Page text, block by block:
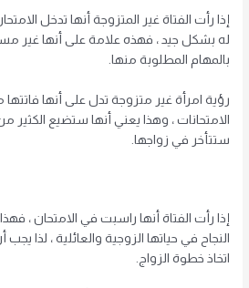
إذا رأت الفتاة غير المتزوجة أنها تدخل
له بشكل جيد ، فهذه علامة على أنها غير
بالمهام المطلوبة منها.
رؤية امرأة غير متزوجة تدل على أنها
الامتحانات ، وهذا يعني أنها ستضيع الكثير
ستتأخر في زواجها.
إذا رأت الفتاة أنها راسبت في الامتحان ،
النجاح في حياتها الزوجية والعائلية ، لذا
اتخاذ خطوة الزواج.